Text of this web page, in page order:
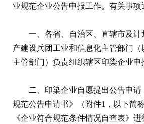
业规范企业公告申报工作。有关事项
一、各省、自治区、直辖市及计
产建设兵团工业和信息化主管部门
主管部门）负责组织辖区印染企业申
二、印染企业自愿提出公告申
规范公告申请书》（附件1，以下简
《企业符合规范条件情况自查表》